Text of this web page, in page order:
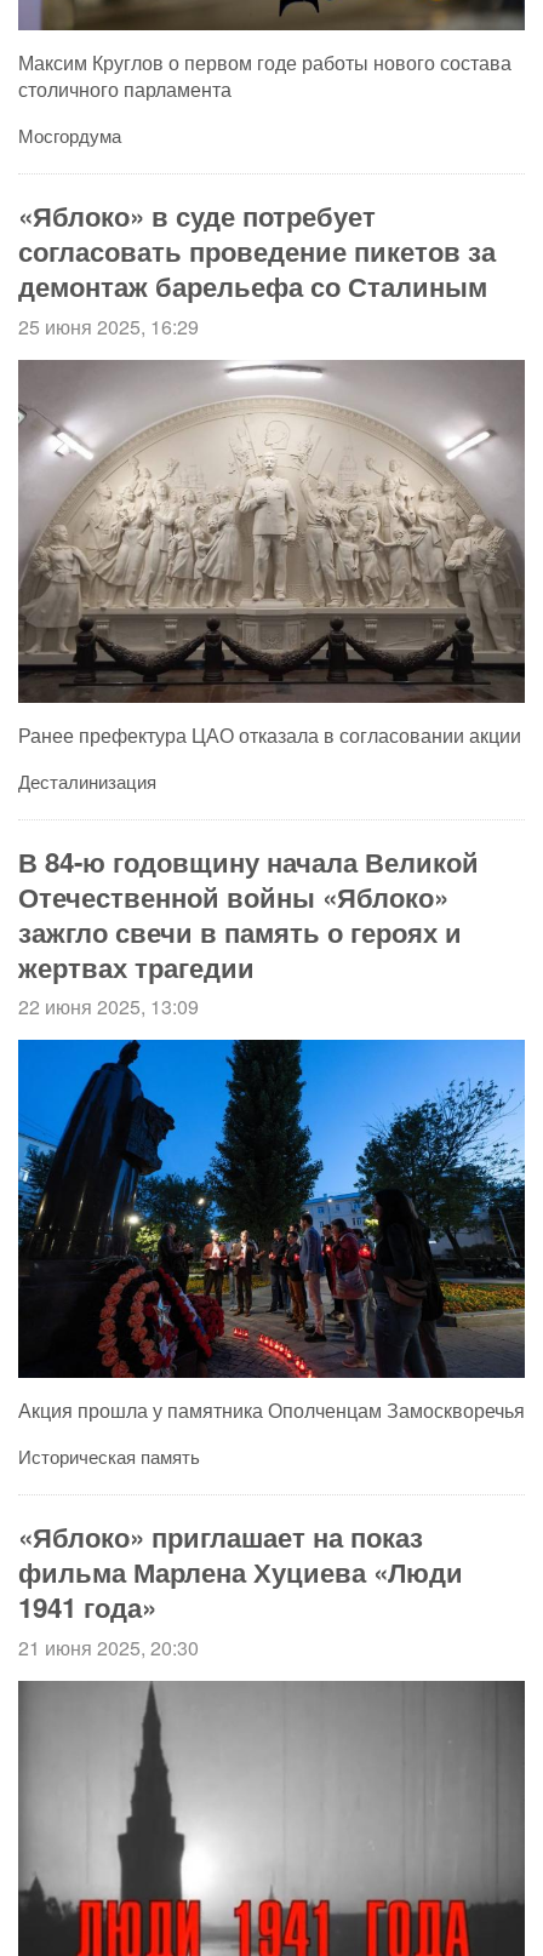
Максим Круглов о первом годе работы нового состава
столичного парламента
Мосгордума
«Яблоко» в суде потребует
согласовать проведение пикетов за
демонтаж барельефа со Сталиным
25 июня 2025, 16:29
Ранее префектура ЦАО отказала в согласовании акции
Десталинизация
В 84-ю годовщину начала Великой
Отечественной войны «Яблоко»
зажгло свечи в память о героях и
жертвах трагедии
22 июня 2025, 13:09
Акция прошла у памятника Ополченцам Замоскворечья
Историческая память
«Яблоко» приглашает на показ
фильма Марлена Хуциева «Люди
1941 года»
21 июня 2025, 20:30